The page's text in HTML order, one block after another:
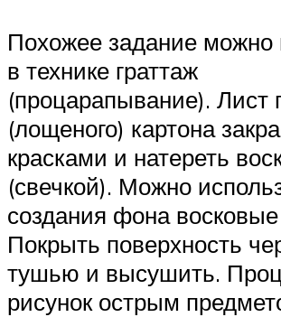
Похожее задание можно
в технике граттаж
(процарапывание). Лист
(лощеного) картона
красками и натереть
(свечкой). Можно
создания фона
Покрыть поверхность
тушью и высушить.
рисунок острым